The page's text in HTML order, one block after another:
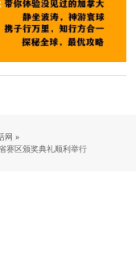
网 »
赛区颁奖典礼顺利举行